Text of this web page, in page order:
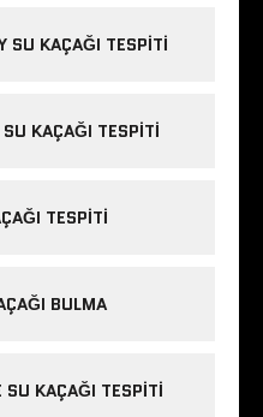
SU KAÇAĞI TESPITI
KAÇAĞI TESPITI
TESPITI
BULMA
SU KAÇAĞI TESPITI